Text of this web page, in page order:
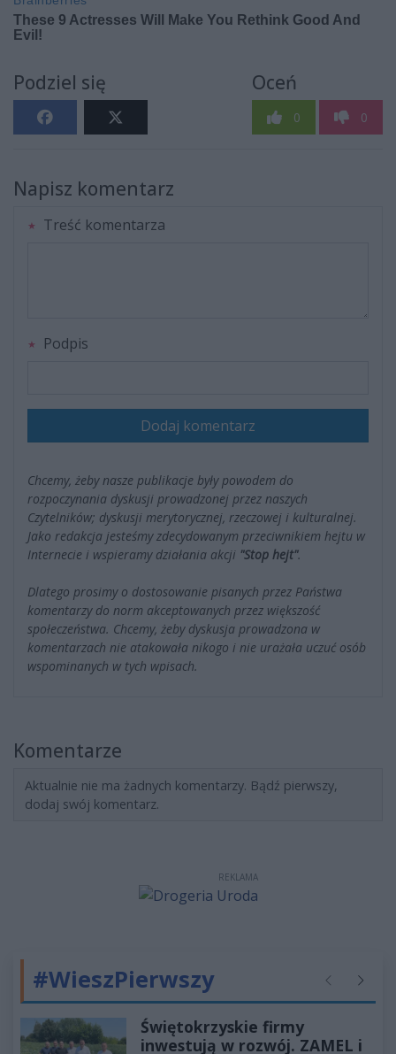
Podziel się Oceń
0 0
Napisz komentarz
Treść komentarza
Podpis
Dodaj komentarz
Chcemy, żeby nasze publikacje były powodem do
rozpoczynania dyskusji prowadzonej przez naszych
Czytelników; dyskusji merytorycznej, rzeczowej i kulturalnej.
Jako redakcja jesteśmy zdecydowanym przeciwnikiem hejtu w
Internecie i wspieramy działania akcji "Stop hejt".
Dlatego prosimy o dostosowanie pisanych przez Państwa
komentarzy do norm akceptowanych przez większość
społeczeństwa. Chcemy, żeby dyskusja prowadzona w
komentarzach nie atakowała nikogo i nie urażała uczuć osób
wspominanych w tych wpisach.
Komentarze
Aktualnie nie ma żadnych komentarzy. Bądź pierwszy,
dodaj swój komentarz.
REKLAMA
#WieszPierwszy Poprzednie
Świętokrzyskie firmy
inwestują w rozwój. ZAMEL i